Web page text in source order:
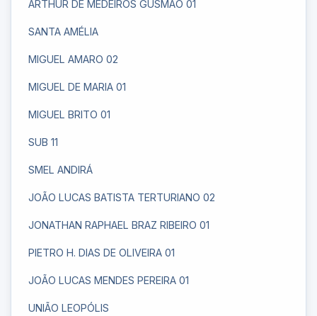
ARTHUR DE MEDEIROS GUSMÃO 01
SANTA AMÉLIA
MIGUEL AMARO 02
MIGUEL DE MARIA 01
MIGUEL BRITO 01
SUB 11
SMEL ANDIRÁ
JOÃO LUCAS BATISTA TERTURIANO 02
JONATHAN RAPHAEL BRAZ RIBEIRO 01
PIETRO H. DIAS DE OLIVEIRA 01
JOÃO LUCAS MENDES PEREIRA 01
UNIÃO LEOPÓLIS